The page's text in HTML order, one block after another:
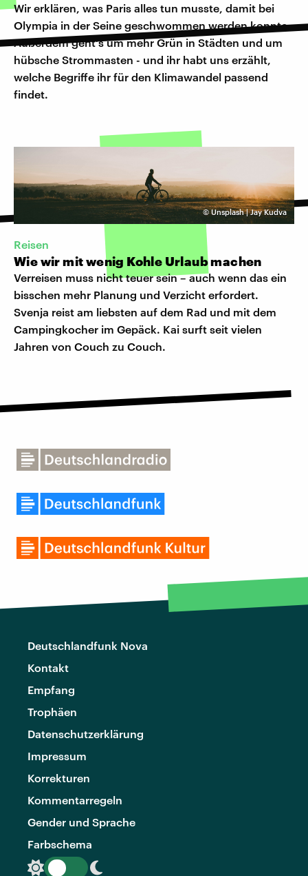
Wir erklären, was Paris alles tun musste, damit bei
Olympia in der Seine geschwommen werden konnte.
Außerdem geht's um mehr Grün in Städten und um
hübsche Strommasten - und ihr habt uns erzählt,
welche Begriffe ihr für den Klimawandel passend
findet.
©Unsplash | Jay Kudva
Reisen
Wie wir mit wenig Kohle Urlaub machen
Verreisen muss nicht teuer sein – auch wenn das ein
bisschen mehr Planung und Verzicht erfordert.
Svenja reist am liebsten auf dem Rad und mit dem
Campingkocher im Gepäck. Kai surft seit vielen
Jahren von Couch zu Couch.
Deutschlandfunk Nova
Kontakt
Empfang
Trophäen
Datenschutzerklärung
Impressum
Korrekturen
Kommentarregeln
Gender und Sprache
Farbschema